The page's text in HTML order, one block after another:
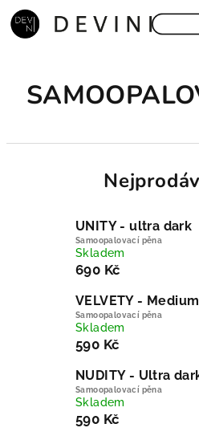
Přejít na obsah
UNITY - ultra dark
Samoopalovací pěna
Skladem
690 Kč
VELVETY -
Samoopalovací pěna
Skladem
590 Kč
NUDITY - Ultra
Samoopalovací pěna
Skladem
590 Kč